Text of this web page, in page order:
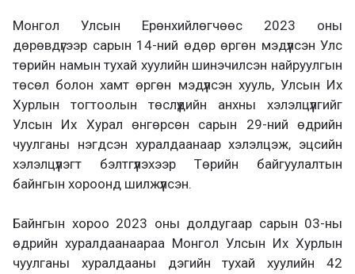
Монгол Улсын Ерөнхийлөгчөөс 2023 оны
дөрөвдүгээр сарын 14-ний өдөр өргөн мэдүүлсэн Улс
төрийн намын тухай хуулийн шинэчилсэн найруулгын
төсөл болон хамт өргөн мэдүүлсэн хууль, Улсын Их
Хурлын тогтоолын төслүүдийн анхны хэлэлцүүлгийг
Улсын Их Хурал өнгөрсөн сарын 29-ний өдрийн
чуулганы нэгдсэн хуралдаанаар хэлэлцэж, эцсийн
хэлэлцүүлэгт бэлтгүүлэхээр Төрийн байгуулалтын
байнгын хороонд шилжүүлсэн.
Байнгын хороо 2023 оны долдугаар сарын 03-ны
өдрийн хуралдаанаараа Монгол Улсын Их Хурлын
чуулганы хуралдааны дэгийн тухай хуулийн 42